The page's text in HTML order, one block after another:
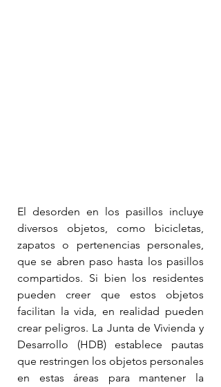
El desorden en los pasillos incluye
diversos objetos, como bicicletas,
zapatos o pertenencias personales,
que se abren paso hasta los pasillos
compartidos. Si bien los residentes
pueden creer que estos objetos
facilitan la vida, en realidad pueden
crear peligros. La Junta de Vivienda y
Desarrollo (HDB) establece pautas
que restringen los objetos personales
en estas áreas para mantener la